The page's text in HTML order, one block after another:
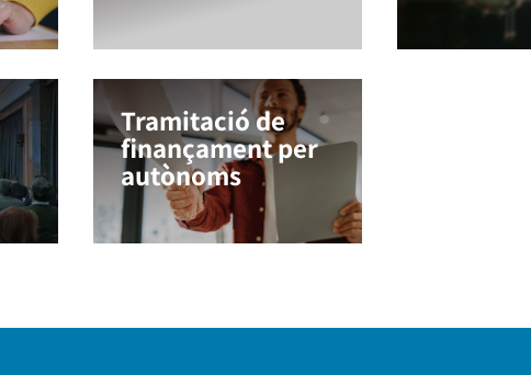
Tramitació de
finançament per
autònoms